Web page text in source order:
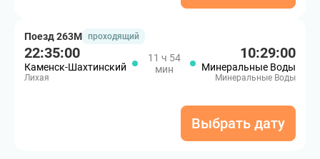
Поезд 263М проходящий
22:35:00
Каменск-Шахтинский
Лихая
11 ч 54
мин
10:29:00
Минеральные Воды
Минеральные Воды
Выбрать дату